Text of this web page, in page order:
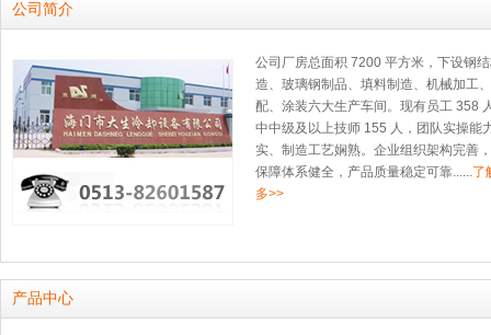
公司简介
公司厂房总面积 7200 平方米，下设钢
造、玻璃钢制品、填料制造、机械加工
配、涂装六大生产车间。现有员工 358
中中级及以上技师 155 人，团队实操能
实、制造工艺娴熟。企业组织架构完善
保障体系健全，产品质量稳定可靠......了
多>>
产品中心